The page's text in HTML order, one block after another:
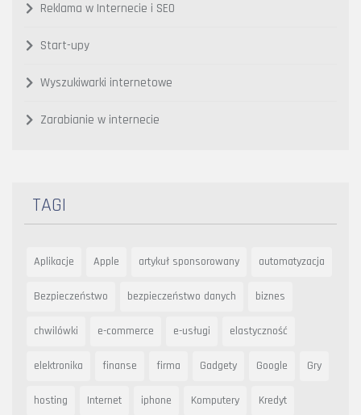
Reklama w Internecie i SEO
Start-upy
Wyszukiwarki internetowe
Zarabianie w internecie
TAGI
Aplikacje Apple artykuł sponsorowany automatyzacja
Bezpieczeństwo bezpieczeństwo danych biznes
chwilówki e-commerce e-usługi elastyczność
elektronika finanse firma Gadgety Google Gry
hosting Internet iphone Komputery Kredyt